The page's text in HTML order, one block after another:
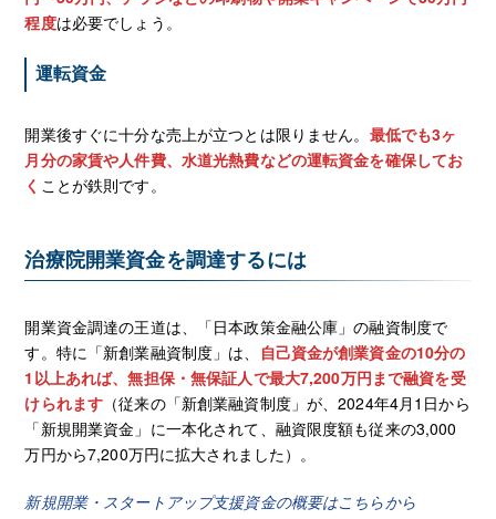
程度は必要でしょう。
運転資金
開業後すぐに十分な売上が立つとは限りません。 最低でも3ヶ
月分の家賃や人件費、水道光熱費などの運転資金を確保してお
く ことが鉄則です。
治療院開業資金を調達するには
開業資金調達の王道は、「日本政策金融公庫」の融資制度で
す。特に「新創業融資制度」は、
自己資金が創業資金の10分の
1以上あれば、無担保・無保証人で最大7,200万円まで融資を受
けられます （従来の「新創業融資制度」が、2024年4月1日から
「新規開業資金」に一本化されて、融資限度額も従来の3,000
万円から7,200万円に拡大されました）。
新規開業・スタートアップ支援資金の概要はこちらから